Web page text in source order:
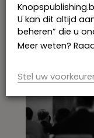
U kan dit altijd
beheren” die u
Meer weten?
Stel uw